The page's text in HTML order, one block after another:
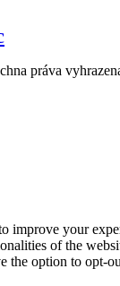
práva
improve your
of the
the option to opt-